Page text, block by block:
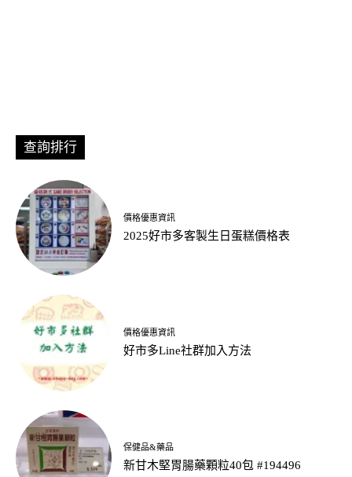
查詢排行
價格優惠資訊
2025好市多客製生日蛋糕價格表
價格優惠資訊
好市多Line社群加入方法
保健品&藥品
新甘木堅胃腸藥顆粒40包 #194496